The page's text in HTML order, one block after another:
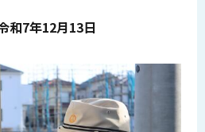
和7年12月13日